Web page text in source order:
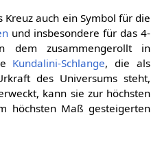
Kreuz auch ein Symbol für die
und insbesondere für das 4-
dem zusammengerollt in
Kundalini-Schlange, die als
des Universums steht,
kann sie zur höchsten
höchsten Maß gesteigerten